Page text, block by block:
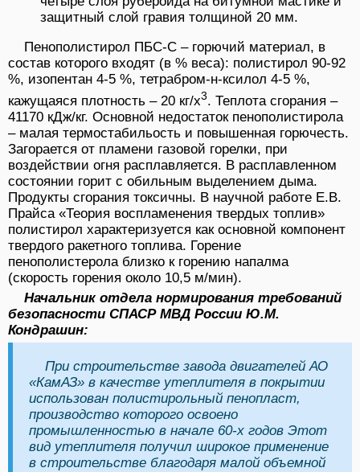
защитный слой гравия толщиной 20 мм.
Пенополистирол ПБС-С – горючий материал, в
состав которого входят (в % веса): полистирол 90-92
%, изопентан 4-5 %, тетрабром-н-ксилол 4-5 %,
кажущаяся плотность – 20 кг/х3. Теплота сгорания –
41170 кДж/кг. Основной недостаток пенополистирола
– малая термостабильость и повышенная горючесть.
Загорается oт пламени газовой горелки, при
воздействии огня расплавляется. В расплавленном
состоянии горит с обильным выделением дыма.
Продукты сгорания токсичны. В научной работе Е.В.
Прайса «Теория воспламенения твердых топлив»
полистирол характеризуется как основной компонент
твердого ракетного топлива. Горение
пенополистерола близко к горению напалма
(скорость горения около 10,5 м/мин).
Начальник отдела нормирования требований
безопасности СПАСР МВД России Ю.М.
Кондрашин:
При строительстве завода двигателей АО
«КамАЗ» в качестве утеплителя в покрытии
использован полистирольный пенопласт,
производство которого освоено
промышленностью в начале 60-х годов Этот
вид утеплителя получил широкое применение
в строительстве благодаря малой объемной